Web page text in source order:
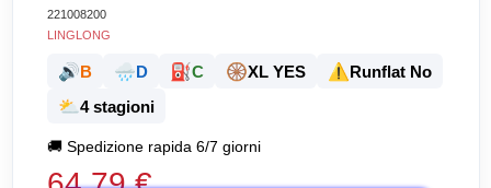
221008200
LINGLONG
🔊B 🌧️D ⛽C 🛞XL YES ⚠️Runflat No
⛅4 stagioni
🚚Spedizione rapida 6/7 giorni